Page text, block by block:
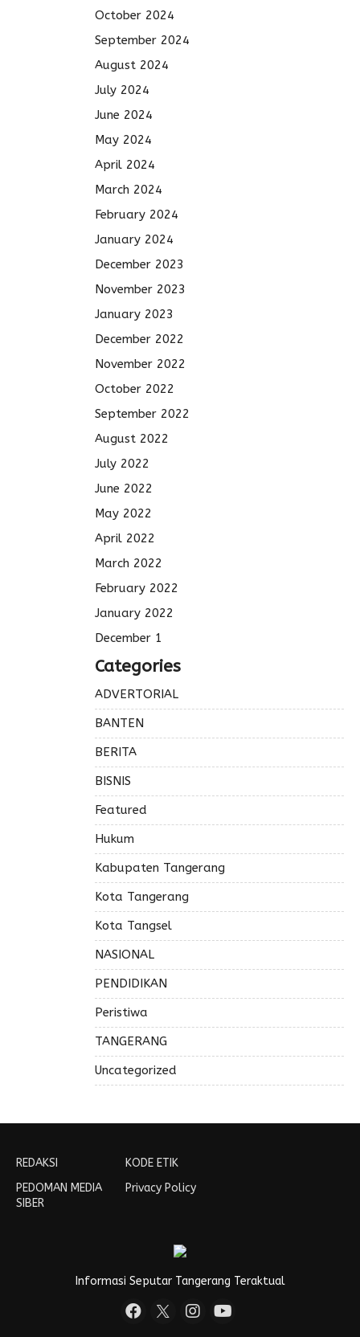
October 2024
September 2024
August 2024
July 2024
June 2024
May 2024
April 2024
March 2024
February 2024
January 2024
December 2023
November 2023
January 2023
December 2022
November 2022
October 2022
September 2022
August 2022
July 2022
June 2022
May 2022
April 2022
March 2022
February 2022
January 2022
December 1
Categories
ADVERTORIAL
BANTEN
BERITA
BISNIS
Featured
Hukum
Kabupaten Tangerang
Kota Tangerang
Kota Tangsel
NASIONAL
PENDIDIKAN
Peristiwa
TANGERANG
Uncategorized
REDAKSI
PEDOMAN MEDIA
SIBER
KODE ETIK
Privacy Policy
Informasi Seputar Tangerang Teraktual